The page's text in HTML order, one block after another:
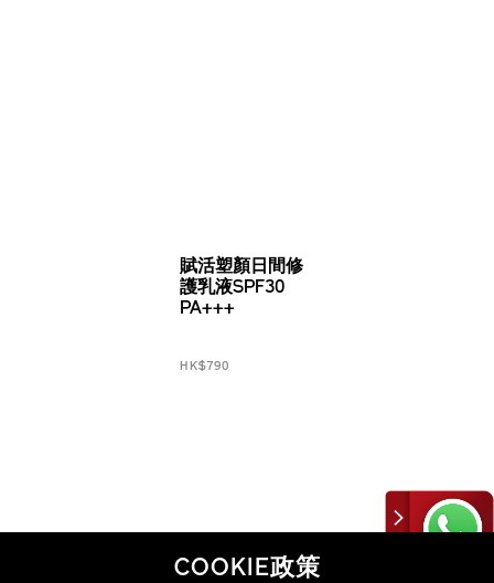
賦活塑顏日間修
護乳液SPF30
PA+++
HK$790
COOKIE政策